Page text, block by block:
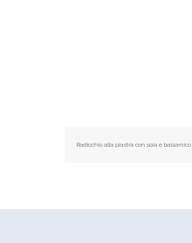
Radicchio alla piastra con soia e balsamico